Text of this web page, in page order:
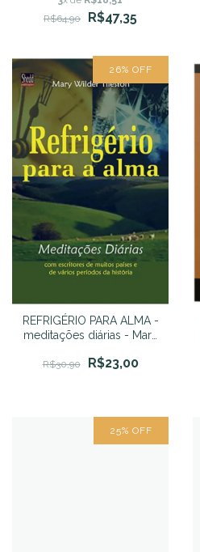
Elisabeth Elliot
R$64,90
R$47,35
26% OFF
REFRIGÉRIO PARA ALMA -
meditações diárias - Mary
R$30,90 R$23,00
25% OFF